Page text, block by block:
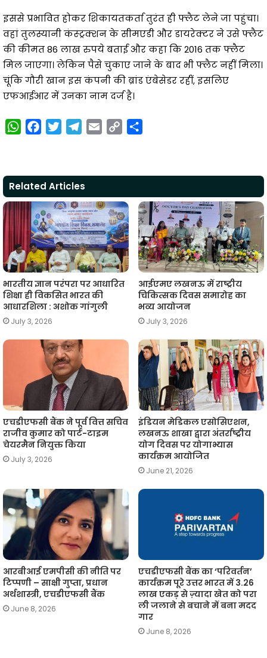
इससे प्रभावित होकर शिकायतकर्ता तुरंत ही फ्लैट लेने जा पहुंचा।
वहां तुलस्यानी कंस्ट्रक्शन के सीमएडी और डायरेक्टर ने उसे फ्लैट
की कीमत 86 लाख रुपये बताई और कहा कि 2016 तक फ्लैट
मिल जाएगा। लेकिन पैसे चुकाए जाने के बाद भी फ्लैट नहीं मिला।
चूंकि गौरी खान इस कंपनी की ब्रांड एंबेसेडर रहीं, इसलिए
एफआईआर में उनका नाम दर्ज है।
W
t
s
A
p
p
e
b
o
o
k
t
t
e
r
e
g
r
a
m
i
y
i
n
k
r
Related Articles
भारतीय ज्ञान परंपरा पर आधारित
शिक्षा ही विकसित भारत की
आधारशिला : अशोक गांगुली
July 3, 2026
आईएमए लखनऊ में राष्ट्रीय
चिकित्सक दिवस समारोह का
भव्य आयोजन
July 3, 2026
एचडीएफसी बैंक ने पूर्व वित्त सचिव
राजीव कुमार को पार्ट-टाइम
चेयरमैन नियुक्त किया
July 3, 2026
इंडियन मेडिकल एसोसिएशन,
लखनऊ शाखा द्वारा अंतर्राष्ट्रीय
योग दिवस पर योगाभ्यास
कार्यक्रम आयोजित
June 21, 2026
आरबीआई एमपीसी की नीति पर
टिप्पणी – साक्षी गुप्ता, प्रधान
अर्थशास्त्री, एचडीएफसी बैंक
June 8, 2026
एचडीएफसी बैंक का ‘परिवर्तन’
कार्यक्रम पूरे उत्तर भारत में 3.26
लाख एकड़ से ज़्यादा खेत को परा
ली जलाने से बचाने में बना मदद
गार
June 8, 2026